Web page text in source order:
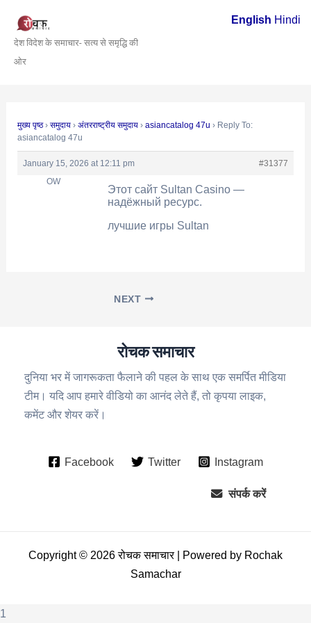
content
देश विदेश के समाचार- सत्य से समृद्धि की
ओर
मुख्य पृष्ठ › समुदाय › अंतरराष्ट्रीय समुदाय › asiancatalog 47u › Reply To:
asiancatalog 47u
January 15, 2026 at 12:11 pm
#31377
OW
Этот сайт Sultan Casino —
надёжный ресурс.
лучшие игры Sultan
navigation
NEXT
रोचक समाचार
दुनिया भर में जागरूकता फैलाने की पहल के साथ एक समर्पित मीडिया
टीम। यदि आप हमारे वीडियो का आनंद लेते हैं, तो कृपया लाइक,
कमेंट और शेयर करें।
Facebook Twitter Instagram
संपर्क करें
Copyright © 2026 रोचक समाचार | Powered by Rochak
Samachar
1
English Hindi